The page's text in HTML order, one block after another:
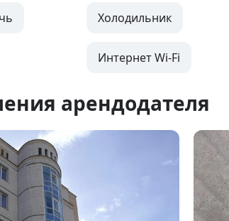
Холодильник
Интернет Wi-Fi
арендодателя